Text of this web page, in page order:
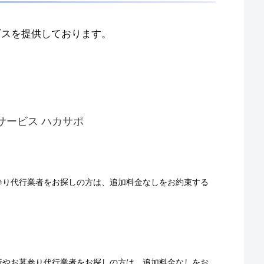
を提供しております。
ービス ハカサポ
代行業者をお探しの方は、追加料金なしをお約束する